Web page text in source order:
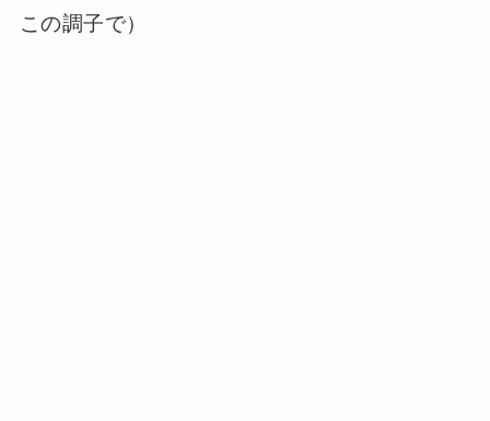
この調子で）